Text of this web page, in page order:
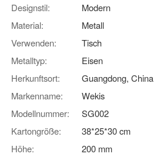
Designstil:
Modern
Material:
Metall
Verwenden:
Tisch
Metalltyp:
Eisen
Herkunftsort:
Guangdong, China
Markenname:
Wekis
Modellnummer:
SG002
Kartongröße:
38*25*30 cm
Höhe:
200 mm